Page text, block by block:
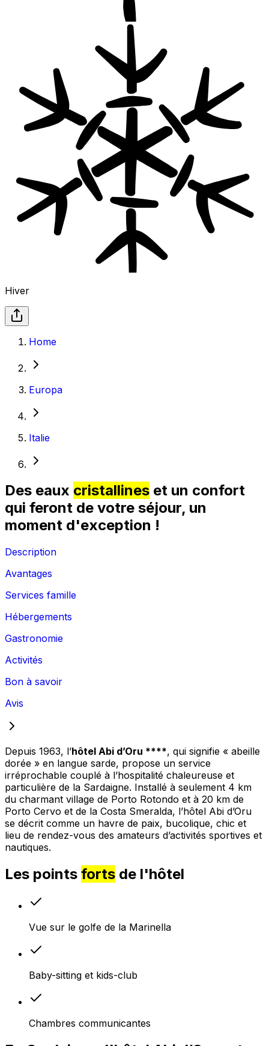
Hiver
Home
Europa
Italie
Des eaux cristallines et un confort
qui feront de votre séjour, un
moment d'exception !
Description
Avantages
Services famille
Hébergements
Gastronomie
Activités
Bon à savoir
Avis
Depuis 1963, l’hôtel Abi d’Oru ****, qui signifie « abeille
dorée » en langue sarde, propose un service
irréprochable couplé à l’hospitalité chaleureuse et
particulière de la Sardaigne. Installé à seulement 4 km
du charmant village de Porto Rotondo et à 20 km de
Porto Cervo et de la Costa Smeralda, l’hôtel Abi d’Oru
se décrit comme un havre de paix, bucolique, chic et
lieu de rendez-vous des amateurs d’activités sportives et
nautiques.
Les points forts de l'hôtel
Vue sur le golfe de la Marinella
Baby-sitting et kids-club
Chambres communicantes